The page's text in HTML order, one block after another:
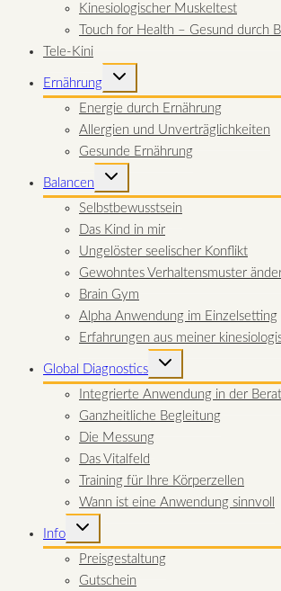
Kinesiologischer Muskeltest
Touch for Health – Gesund durch
Tele-Kini
Ernährung
UNTERMENÜ
Energie durch Ernährung
Allergien und Unverträglichkeiten
Gesunde Ernährung
Balancen
UNTERMENÜ
Selbstbewusstsein
Das Kind in mir
Ungelöster seelischer Konflikt
Gewohntes Verhaltensmuster
Brain Gym
Alpha Anwendung im Einzelsetting
Erfahrungen aus meiner
Global Diagnostics
UNTERMENÜ
Integrierte Anwendung in der
Ganzheitliche Begleitung
Die Messung
Das Vitalfeld
Training für Ihre Körperzellen
Wann ist eine Anwendung sinnvoll
Info
UNTERMENÜ
Preisgestaltung
Gutschein